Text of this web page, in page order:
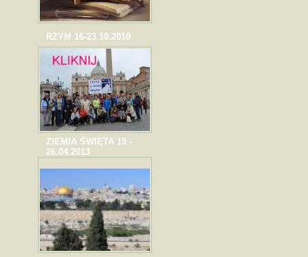
RZYM 16-23.10.2010
ZIEMIA ŚWIĘTA 19 -
26.04.2013